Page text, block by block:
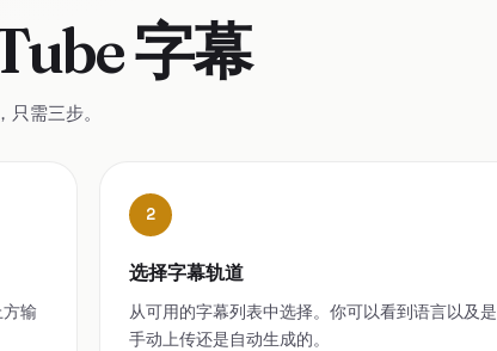
字幕
需三步。
输
2
选择字幕轨道
从可用的字幕列表中选择。你可以看到语言以及是
手动上传还是自动生成的。